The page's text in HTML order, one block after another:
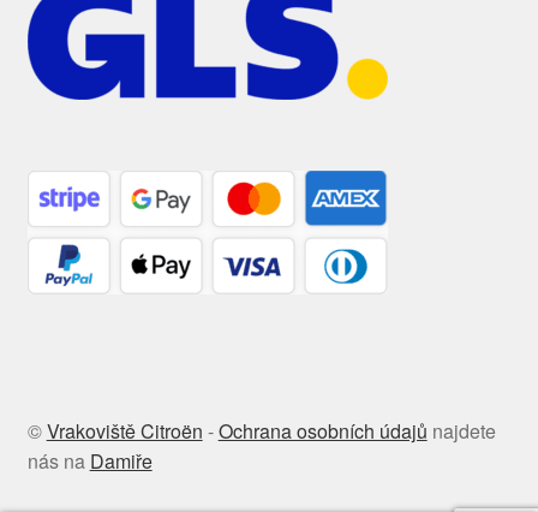
©Vrakoviště Citroën -Ochrana osobních údajů najdete
nás na Damiře